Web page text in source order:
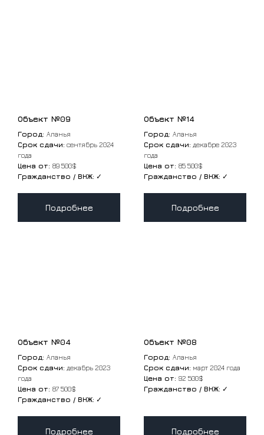
Объект №09
Город: Аланья
Срок сдачи: сентябрь 2024
года
Цена от: 89 500$
Гражданство / ВНЖ: ✓
Подробнее
Объект №14
Город: Аланья
Срок сдачи: декабре 2023
года
Цена от: 85 500$
Гражданство / ВНЖ: ✓
Подробнее
Объект №04
Город: Аланья
Срок сдачи: декабрь 2023
года
Цена от: 87 500$
Гражданство / ВНЖ: ✓
Подробнее
Объект №08
Город: Аланья
Срок сдачи: март 2024 года
Цена от: 92 500$
Гражданство / ВНЖ: ✓
Подробнее